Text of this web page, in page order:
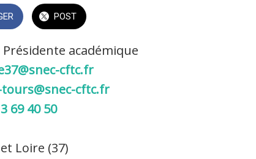
POST
Présidente académique
cftc.fr
cftc.fr
69 40 50
Loire (37)